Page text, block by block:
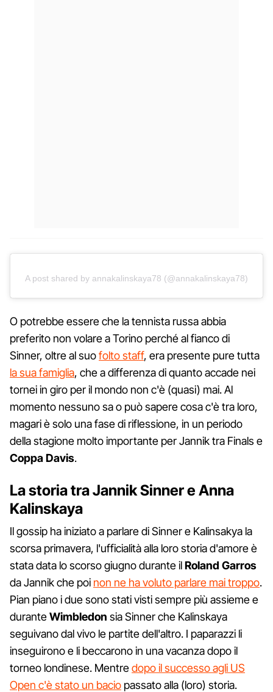
A post shared by annakalinskaya78 (@annakalinskaya78)
O potrebbe essere che la tennista russa abbia
preferito non volare a Torino perché al fianco di
Sinner, oltre al suofolto staff, era presente pure tutta
la sua famiglia, che a differenza di quanto accade nei
tornei in giro per il mondo non c'è (quasi) mai. Al
momento nessuno sa o può sapere cosa c'è tra loro,
magari è solo una fase di riflessione, in un periodo
della stagione molto importante per Jannik tra Finals e
Coppa Davis.
La storia tra Jannik Sinner e Anna
Kalinskaya
Il gossip ha iniziato a parlare di Sinner e Kalinsakya la
scorsa primavera, l'ufficialità alla loro storia d'amore è
stata data lo scorso giugno durante ilRoland Garros
da Jannik che poi non ne ha voluto parlare mai troppo.
Pian piano i due sono stati visti sempre più assieme e
duranteWimbledon sia Sinner che Kalinskaya
seguivano dal vivo le partite dell'altro. I paparazzi li
inseguirono e li beccarono in una vacanza dopo il
torneo londinese. Mentredopo il successo agli US
Open c'è stato un bacio passato alla (loro) storia.